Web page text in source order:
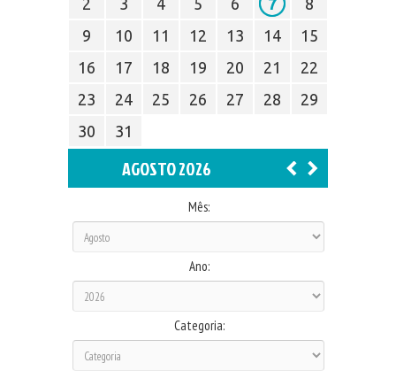
9
10 11 12 13 14
15
16
17 18 19 20 21
22
23
24 25 26 27 28
29
30
31
AGOSTO 2026
Mês:
Ano:
Categoria: